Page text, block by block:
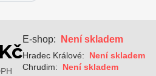
E-shop: Není skladem
Hradec Králové:
Není skladem
Chrudim:
Není skladem